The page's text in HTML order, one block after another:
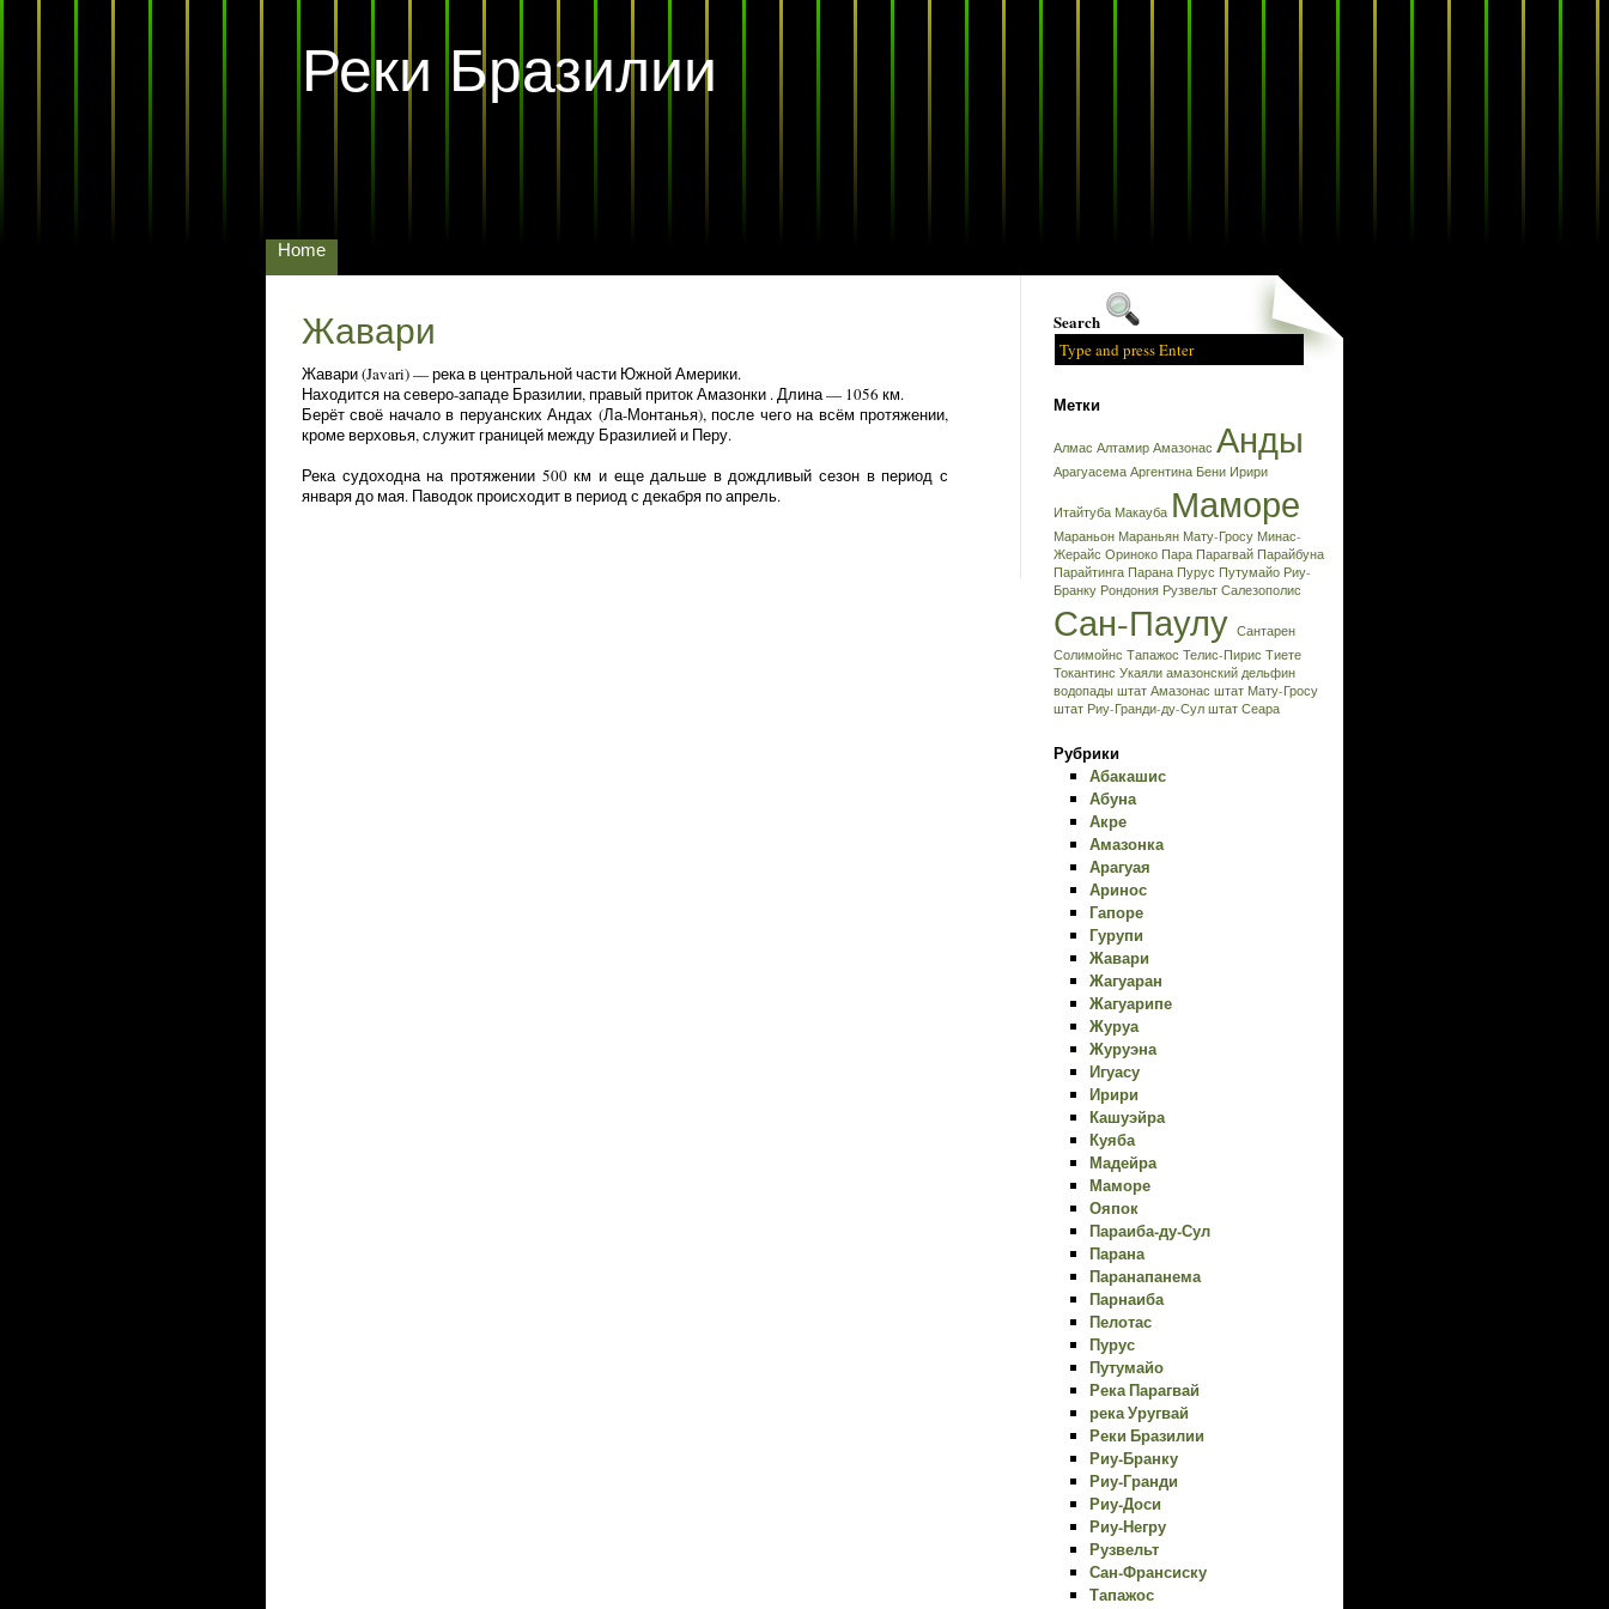
Реки Бразилии
Home
Жавари
Жавари (Javari) — река в центральной части Южной Америки.
Находится на северо-западе Бразилии, правый приток Амазонки . Длина — 1056 км.
Берёт своё начало в перуанских Андах (Ла-Монтанья), после чего на всём протяжении,
кроме верховья, служит границей между Бразилией и Перу.
Река судоходна на протяжении 500 км и еще дальше в дождливый сезон в период с
января до мая. Паводок происходит в период с декабря по апрель.
Search
Метки
Алмас Алтамир Амазонас Анды
Арагуасема Аргентина Бени Ирири
Итайтуба Макауба Маморе
Мараньон Мараньян Мату-Гросу Минас-
Жерайс Ориноко Пара Парагвай Парайбуна
Парайтинга Парана Пурус Путумайо Риу-
Бранку Рондония Рузвельт Салезополис
Сан-Паулу Сантарен
Солимойнс Тапажос Телис-Пирис Тиете
Токантинс Укаяли амазонский дельфин
водопады штат Амазонас штат Мату-Гросу
штат Риу-Гранди-ду-Сул штат Сеара
Рубрики
Абакашис
Абуна
Акре
Амазонка
Арагуая
Аринос
Гапоре
Гурупи
Жавари
Жагуаран
Жагуарипе
Журуа
Журуэна
Игуасу
Ирири
Кашуэйра
Куяба
Мадейра
Маморе
Ояпок
Параиба-ду-Сул
Парана
Паранапанема
Парнаиба
Пелотас
Пурус
Путумайо
Река Парагвай
река Уругвай
Реки Бразилии
Риу-Бранку
Риу-Гранди
Риу-Доси
Риу-Негру
Рузвельт
Сан-Франсиску
Тапажос